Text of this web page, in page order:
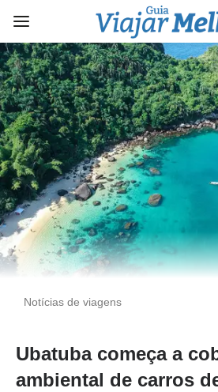
Notícias de viagens
Ubatuba começa a
ambiental de carros